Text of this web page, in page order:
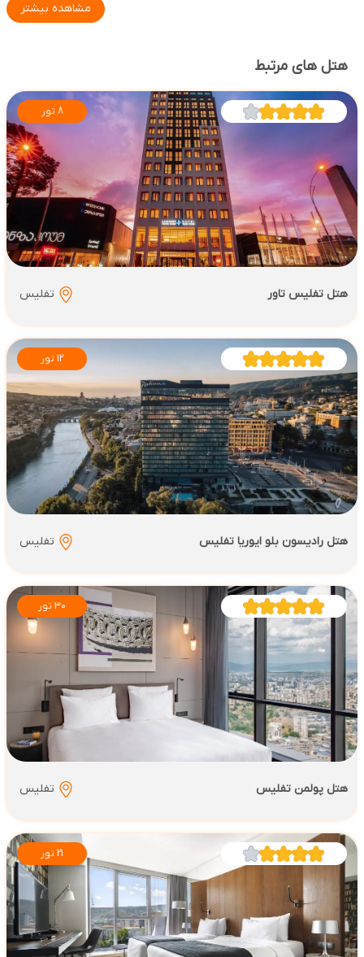
مشاهده بیشتر
هتل های مرتبط
هتل تفلیس تاور تفلیس
هتل رادیسون بلو ایوریا تفلیس تفلیس
30 تور
هتل پولمن تفلیس تفلیس